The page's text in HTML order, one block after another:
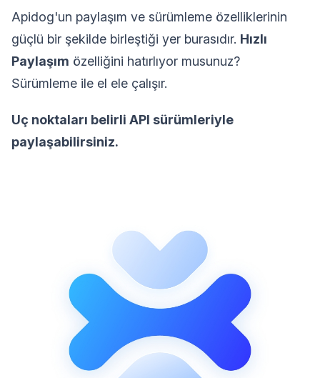
Apidog'un paylaşım ve sürümleme özelliklerinin
güçlü bir şekilde birleştiği yer burasıdır. Hızlı
Paylaşım özelliğini hatırlıyor musunuz?
Sürümleme ile el ele çalışır.
Uç noktaları belirli API sürümleriyle
paylaşabilirsiniz.